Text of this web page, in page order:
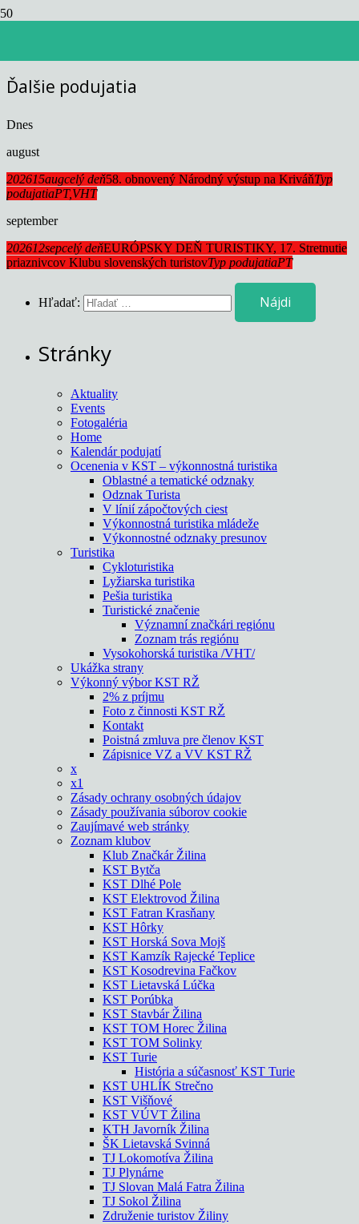
Ďalšie podujatia
Dnes
august
202615augcelý deň58. obnovený Národný výstup na KriváňTyp
podujatiaPT,VHT
september
202612sepcelý deňEURÓPSKY DEŇ TURISTIKY, 17. Stretnutie
priaznivcov Klubu slovenských turistovTyp podujatiaPT
Hľadať:
Stránky
Aktuality
Events
Fotogaléria
Home
Kalendár podujatí
Ocenenia v KST – výkonnostná turistika
Oblastné a tematické odznaky
Odznak Turista
V línií zápočtových ciest
Výkonnostná turistika mládeže
Výkonnostné odznaky presunov
Turistika
Cykloturistika
Lyžiarska turistika
Pešia turistika
Turistické značenie
Významní značkári regiónu
Zoznam trás regiónu
Vysokohorská turistika /VHT/
Ukážka strany
Výkonný výbor KST RŽ
2% z príjmu
Foto z činnosti KST RŽ
Kontakt
Poistná zmluva pre členov KST
Zápisnice VZ a VV KST RŽ
x
x1
Zásady ochrany osobných údajov
Zásady používania súborov cookie
Zaujímavé web stránky
Zoznam klubov
Klub Značkár Žilina
KST Bytča
KST Dlhé Pole
KST Elektrovod Žilina
KST Fatran Krasňany
KST Hôrky
KST Horská Sova Mojš
KST Kamzík Rajecké Teplice
KST Kosodrevina Fačkov
KST Lietavská Lúčka
KST Porúbka
KST Stavbár Žilina
KST TOM Horec Žilina
KST TOM Solinky
KST Turie
História a súčasnosť KST Turie
KST UHLÍK Strečno
KST Višňové
KST VÚVT Žilina
KTH Javorník Žilina
ŠK Lietavská Svinná
TJ Lokomotíva Žilina
TJ Plynárne
TJ Slovan Malá Fatra Žilina
TJ Sokol Žilina
Združenie turistov Žiliny